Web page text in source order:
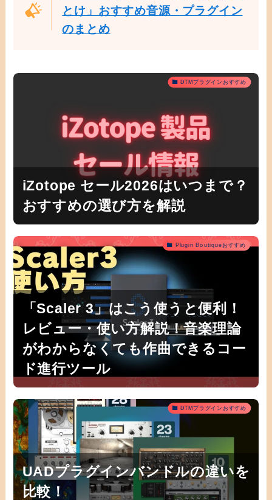
とけ」おすすめ音源・プラグイン
のまとめ
DTMプラグインおすすめ
iZotope セール2026はいつまで？
おすすめの選び方を解説
Plugin Boutiqueおすすめ
「Scaler 3」はこう使うと便利！
レビュー・使い方解説！音楽理論
がわからなくても作曲できるコー
ド進行ツール
DTMプラグインおすすめ
UADプラグインバンドルの違いを
比較！